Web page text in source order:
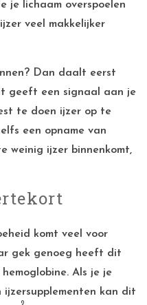
je lichaam overspoelen
veel makkelijker
Dan daalt eerst
geeft een signaal aan je
te doen ijzer op te
een opname van
weinig ijzer binnenkomt,
komt veel voor
gek genoeg heeft dit
Als je je
kan dit